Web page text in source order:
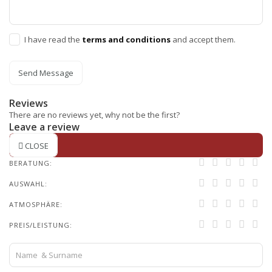
I have read the terms and conditions and accept them.
Send Message
Reviews
There are no reviews yet, why not be the first?
Leave a review
CLOSE
BERATUNG:
AUSWAHL:
ATMOSPHÄRE:
PREIS/LEISTUNG: